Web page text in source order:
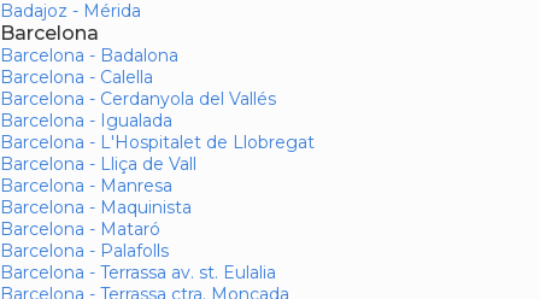
Badajoz - Mérida
Barcelona
Barcelona - Badalona
Barcelona - Calella
Barcelona - Cerdanyola del Vallés
Barcelona - Igualada
Barcelona - L'Hospitalet de Llobregat
Barcelona - Lliça de Vall
Barcelona - Manresa
Barcelona - Maquinista
Barcelona - Mataró
Barcelona - Palafolls
Barcelona - Terrassa av. st. Eulalia
Barcelona - Terrassa ctra. Moncada